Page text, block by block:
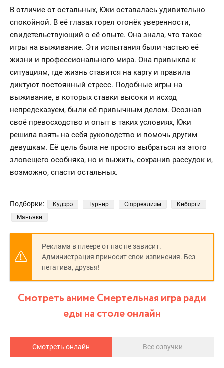
В отличие от остальных, Юки оставалась удивительно
спокойной. В её глазах горел огонёк уверенности,
свидетельствующий о её опыте. Она знала, что такое
игры на выживание. Эти испытания были частью её
жизни и профессионального мира. Она привыкла к
ситуациям, где жизнь ставится на карту и правила
диктуют постоянный стресс. Подобные игры на
выживание, в которых ставки высоки и исход
непредсказуем, были её привычным делом. Осознав
своё превосходство и опыт в таких условиях, Юки
решила взять на себя руководство и помочь другим
девушкам. Её цель была не просто выбраться из этого
зловещего особняка, но и выжить, сохранив рассудок и,
возможно, спасти остальных.
Подборки: Кудэрэ Турнир Сюрреализм
Киборги
Маньяки
Реклама в плеере от нас не зависит.
Администрация приносит свои извинения. Без
негатива, друзья!
Смотреть аниме Смертельная игра ради
еды на столе онлайн
Смотреть онлайн Все озвучки